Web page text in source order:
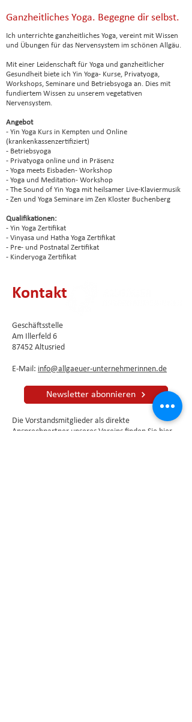
Ganzheitliches Yoga. Begegne dir selbst.
Ich unterrichte ganzheitliches Yoga, vereint mit Wissen
und Übungen für das Nervensystem im schönen Allgäu.
Mit einer Leidenschaft für Yoga und ganzheitlicher
Gesundheit biete ich Yin Yoga- Kurse, Privatyoga,
Workshops, Seminare und Betriebsyoga an. Dies mit
fundiertem Wissen zu unserem vegetativen
Nervensystem.
Angebot
- Yin Yoga Kurs in Kempten und Online
(krankenkassenzertifiziert)
- Betriebsyoga
- Privatyoga online und in Präsenz
- Yoga meets Eisbaden- Workshop
- Yoga und Meditation- Workshop
- The Sound of Yin Yoga mit heilsamer Live-Klaviermusik
- Zen und Yoga Seminare im Zen Kloster Buchenberg
Qualifikationen:
- Yin Yoga Zertifikat
- Vinyasa und Hatha Yoga Zertifikat
- Pre- und Postnatal Zertifikat
- Kinderyoga Zertifikat
Kontakt
Geschäftsstelle
Am Illerfeld 6
87452 Altusried
E-Mail: info@allgaeuer-unternehmerinnen.de
Newsletter abonnieren
Die Vorstandsmitglieder als direkte
Ansprechpartner unseres Vereins finden Sie hier.